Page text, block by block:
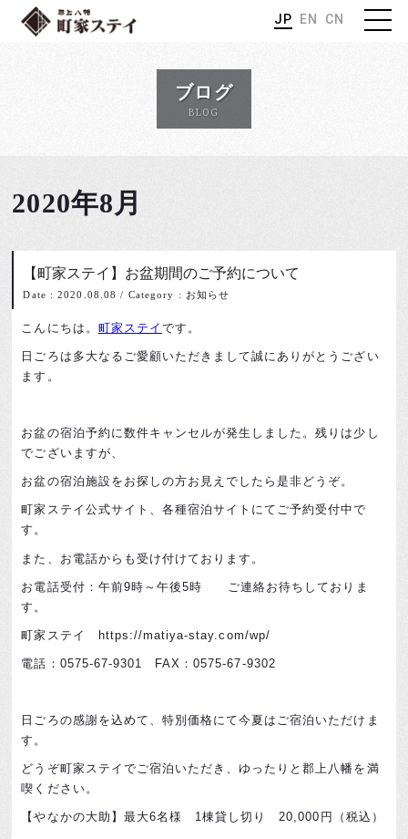
JP EN CN
ブログ
BLOG
2020年8月
【町家ステイ】お盆期間のご予約について
Date : 2020.08.08 / Category : お知らせ
こんにちは。 町家ステイ です。
日ごろは多大なるご愛顧いただきまして誠にありがとうござい
ます。
お盆の宿泊予約に数件キャンセルが発生しました。残りは少し
でございますが、
お盆の宿泊施設をお探しの方お見えでしたら是非どうぞ。
町家ステイ公式サイト、各種宿泊サイトにてご予約受付中で
す。
また、お電話からも受け付けております。
お電話受付：午前9時～午後5時 ご連絡お待ちしておりま
す。
町家ステイ https://matiya-stay.com/wp/
電話：0575-67-9301 FAX：0575-67-9302
日ごろの感謝を込めて、特別価格にて今夏はご宿泊いただけま
す。
どうぞ町家ステイでご宿泊いただき、ゆったりと郡上八幡を満
喫ください。
【やなかの大助】最大6名様 1棟貸し切り 20,000円（税込）